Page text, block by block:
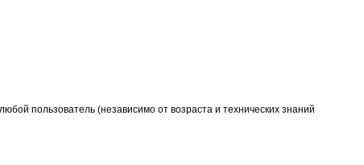
пользователь (независимо от возраста и технических знаний